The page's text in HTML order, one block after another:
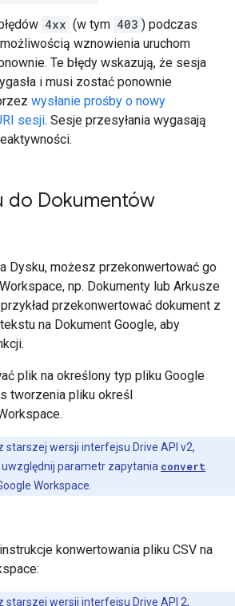
4xx (w tym 403 ) podczas
wznowienia uruchom
Te błędy wskazują, że sesja
i musi zostać ponownie
wysłanie prośby o nowy
sesji. Sesje przesyłania wygasają
do Dokumentów
Dysku, możesz przekonwertować go
np. Dokumenty lub Arkusze
przekonwertować dokument z
na Dokument Google, aby
plik na określony typ pliku Google
tworzenia pliku określ
starszej wersji interfejsu Drive API v2,
parametr zapytania convert
Workspace.
konwertowania pliku CSV na
starszej wersji interfejsu Drive API 2,